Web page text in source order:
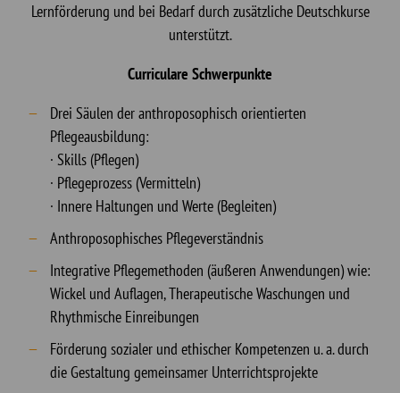
Lernförderung und bei Bedarf durch zusätzliche Deutschkurse
unterstützt.
Curriculare Schwerpunkte
Drei Säulen der anthroposophisch orientierten
Pflegeausbildung:
· Skills (Pflegen)
· Pflegeprozess (Vermitteln)
· Innere Haltungen und Werte (Begleiten)
Anthroposophisches Pflegeverständnis
Integrative Pflegemethoden (äußeren Anwendungen) wie:
Wickel und Auflagen, Therapeutische Waschungen und
Rhythmische Einreibungen
Förderung sozialer und ethischer Kompetenzen u. a. durch
die Gestaltung gemeinsamer Unterrichtsprojekte